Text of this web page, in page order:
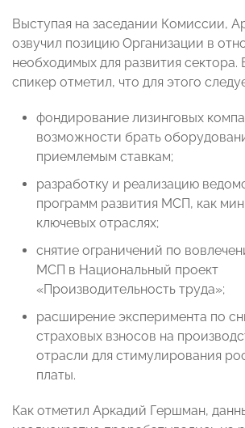
Выступая на заседании Комиссии,
озвучил позицию Организации в
необходимых для развития сектора.
спикер отметил, что для этого
фондирование лизинговых
возможности брать
приемлемым ставкам;
разработку и реализацию
программ развития МСП, как
ключевых отраслях;
снятие ограничений по
МСП в Национальный проект
«Производительность труда»;
расширение эксперимента по
страховых взносов на
отрасли для стимулирования
платы.
Как отметил Аркадий Гершман,